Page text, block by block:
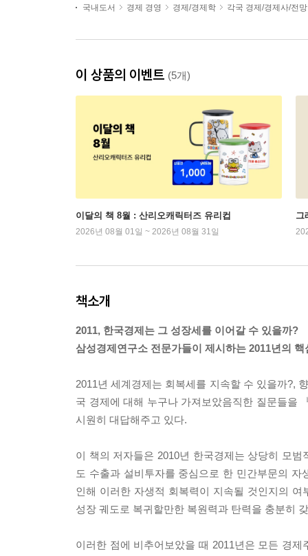
국내도서
경제 경영 경제/경제학 각국 경제/경제사/전망
이 상품의 이벤트 (5개)
이달의 책 8월 : 산리오캐릭터즈 유리컵
2026년 08월 01일 ~ 2026년 08월 31일
그
책소개
2011, 한국경제는 그 성장세를 이어갈 수 있을까?
삼성경제연구소 전문가들이 제시하는 2011년의 핵
2011년 세계경제는 회복세를 지속할 수 있을까?,
국 경제에 대해 누구나 가져보았음직한 질문들을
시원히 대답해주고 있다.
이 책의 저자들은 2010년 한국경제는 상당히 모
도 수출과 설비투자를 중심으로 한 민간부문의
인해 이러한 자생적 회복력이 지속될 것인지의
성장 궤도로 복귀할만한 복원력과 탄력을 충분히
이러한 점에 비추어보았을 때 2011년은 모든 경